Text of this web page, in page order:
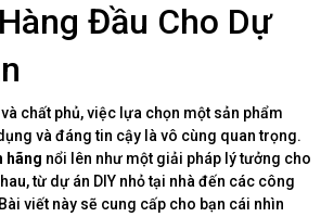
Đầu Cho Dự
chất phủ, việc lựa chọn một sản phẩm
và đáng tin cậy là vô cùng quan trọng.
hãng nổi lên như một giải pháp lý tưởng cho
từ dự án DIY nhỏ tại nhà đến các công
viết này sẽ cung cấp cho bạn cái nhìn